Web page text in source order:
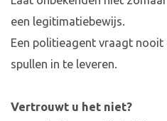
een legitimatiebewijs.
Een politieagent vraagt
spullen in te leveren.
Vertrouwt u het niet?